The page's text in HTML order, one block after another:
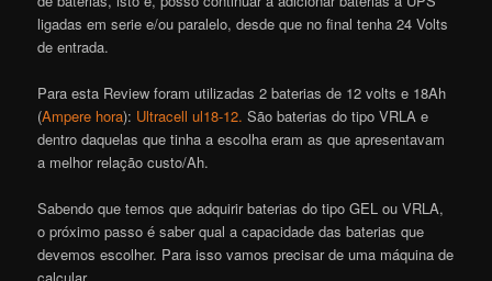
ligadas em serie e/ou paralelo, desde que no final tenha 24 Volts
de entrada.
Para esta Review foram utilizadas 2 baterias de 12 volts e 18Ah
(Ampere hora): Ultracell ul18-12. São baterias do tipo VRLA e
dentro daquelas que tinha a escolha eram as que apresentavam
a melhor relação custo/Ah.
Sabendo que temos que adquirir baterias do tipo GEL ou VRLA,
o próximo passo é saber qual a capacidade das baterias que
devemos escolher. Para isso vamos precisar de uma máquina de